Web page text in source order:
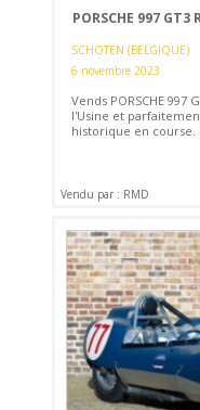
PORSCHE 997 GT3
SCHOTEN (BELGIQUE)
6 novembre 2023
Vends PORSCHE 997
l'Usine et
historique en course.
Vendu par : RMD